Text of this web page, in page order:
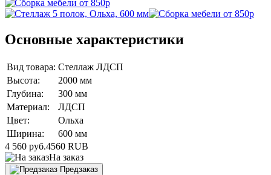
Основные характеристики
Вид товара: Стеллаж ЛДСП
Высота:
2000 мм
Глубина:
300 мм
Материал:
ЛДСП
Цвет:
Ольха
Ширина:
600 мм
4 560 руб.4560 RUB
На заказ
Предзаказ